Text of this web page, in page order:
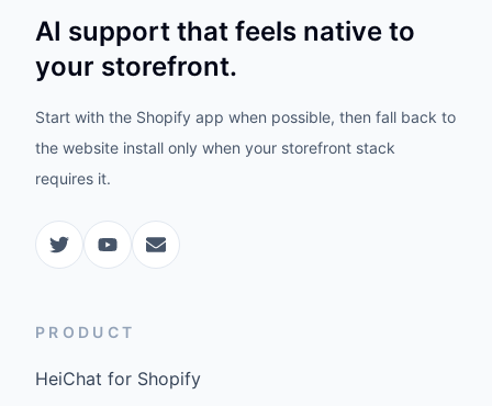
AI support that feels native to
your storefront.
Start with the Shopify app when possible, then fall back to
the website install only when your storefront stack
requires it.
PRODUCT
HeiChat for Shopify